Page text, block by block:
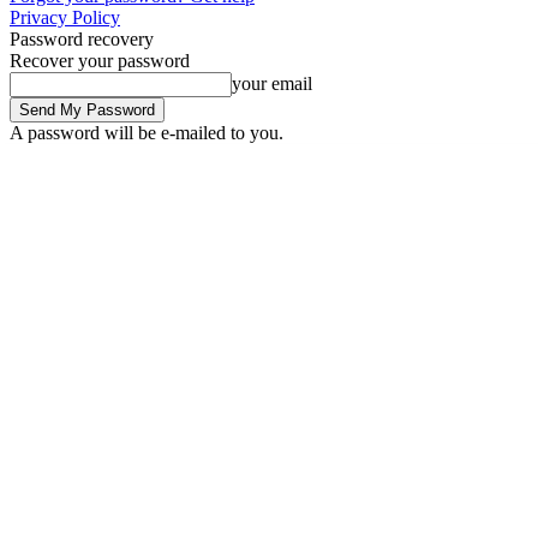
Privacy Policy
Password recovery
Recover your password
your email
A password will be e-mailed to you.